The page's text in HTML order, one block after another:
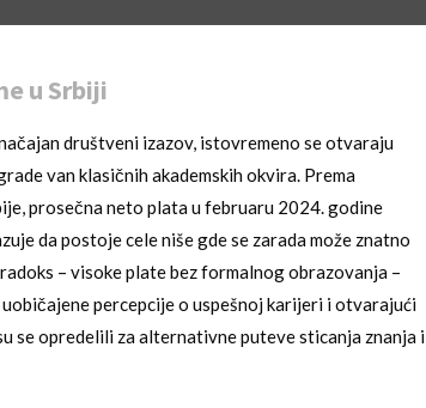
u Srbiji
društveni izazov, istovremeno se otvaraju
van klasičnih akademskih okvira. Prema
prosečna neto plata u februaru 2024. godine
da postoje cele niše gde se zarada može znatno
– visoke plate bez formalnog obrazovanja –
percepcije o uspešnoj karijeri i otvarajući
se opredelili za alternativne puteve sticanja znanja i